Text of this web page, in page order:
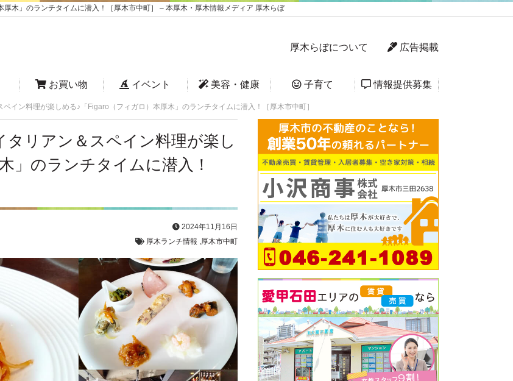
木」のランチタイムに潜入！［厚木市中町］ – 本厚木・厚木情報メディア 厚木らぼ
厚木らぼについて 広告掲載
お買い物 イベント 美容・健康 子育て 情報提供募集
ペイン料理が楽しめる♪「Figaro（フィガロ）本厚木」のランチタイムに潜入！［厚木市中町］
タリアン＆スペイン料理が楽し
」のランチタイムに潜入！
2024年11月16日
厚木ランチ情報 厚木市中町